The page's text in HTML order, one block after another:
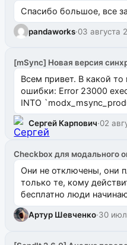
Спасибо большое, все
pandaworks·03 августа
[mSync] Новая версия
Всем привет. В какой
ошибки: Error 23000
INTO
`uuid_1c`) VALUES ...
Сергей Карпович·02
Checkbox для модального
Они не отключены, они
только те, кому
бесплатно люди
Артур Шевченко·30